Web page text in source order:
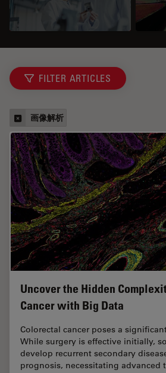
FILTER ARTICLES
画像解析
Uncover the Hidden
Cancer with Big Data
Colorectal cancer poses a
While surgery is effective initially,
develop recurrent secondary
prognosis, necessitating advanced